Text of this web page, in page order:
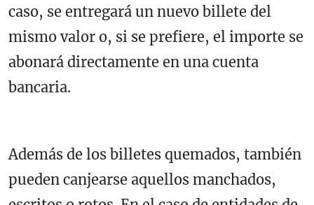
caso, se entregará un nuevo billete del
mismo valor o, si se prefiere, el importe se
abonará directamente en una cuenta
bancaria.
Además de los billetes quemados, también
pueden canjearse aquellos manchados,